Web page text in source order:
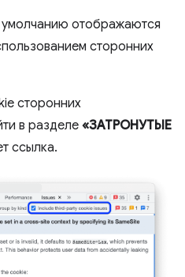
отображаются
сторонних
сторонних
в разделе «ЗАТРОНУТЫЕ
ссылка.